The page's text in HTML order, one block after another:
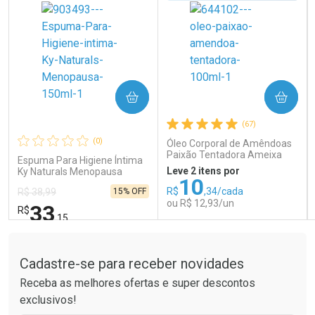
Ativar Desconto
Comprar sem Desconto
Por R$ 65,85/cada
Comprar sem Desconto
Comprar sem Desconto
Por R$ 41,99/cada
Comprar sem Desconto
Por R$ 41,99/cada
(0)
Espuma Para Higiene Íntima
Ky Naturals Menopausa
R$ 38,99
R$33,15
15% OFF
COMPRAR
Laboratório
Por Menos
(67)
Óleo Corporal de Amêndoas
Paixão Tentadora Ameixa
Rubi 100ml
Leve 2 itens por
R$10,34/cada
ou R$ 12,93/un
COMPRAR
Laboratório
Por Menos
Cadastre-se para receber novidades
Receba as melhores ofertas e super descontos
exclusivos!